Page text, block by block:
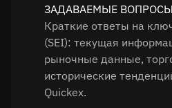
ЗАДАВАЕМЫЕ ВОПРОСЫ
Краткие ответы на
(SEI): текущая
рыночные данные,
исторические
Quickex.